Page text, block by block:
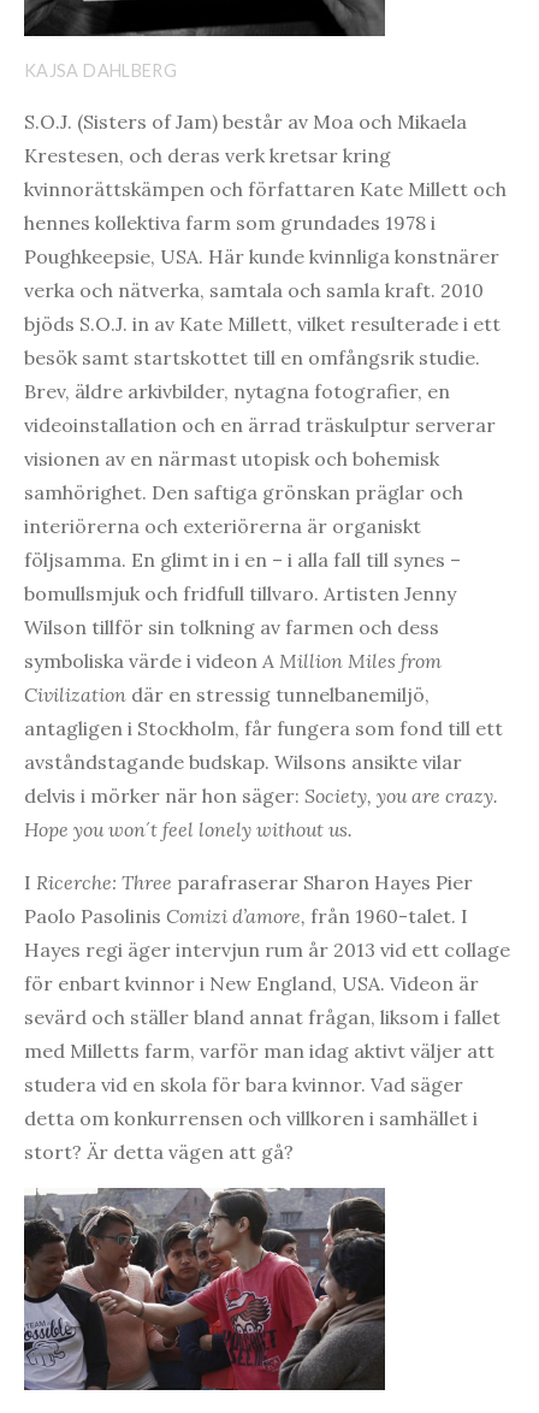
KAJSA DAHLBERG
S.O.J. (Sisters of Jam) består av Moa och Mikaela
Krestesen, och deras verk kretsar kring
kvinnorättskämpen och författaren Kate Millett och
hennes kollektiva farm som grundades 1978 i
Poughkeepsie, USA. Här kunde kvinnliga konstnärer
verka och nätverka, samtala och samla kraft. 2010
bjöds S.O.J. in av Kate Millett, vilket resulterade i ett
besök samt startskottet till en omfångsrik studie.
Brev, äldre arkivbilder, nytagna fotografier, en
videoinstallation och en ärrad träskulptur serverar
visionen av en närmast utopisk och bohemisk
samhörighet. Den saftiga grönskan präglar och
interiörerna och exteriörerna är organiskt
följsamma. En glimt in i en – i alla fall till synes –
bomullsmjuk och fridfull tillvaro. Artisten Jenny
Wilson tillför sin tolkning av farmen och dess
symboliska värde i videon A Million Miles from
Civilization där en stressig tunnelbanemiljö,
antagligen i Stockholm, får fungera som fond till ett
avståndstagande budskap. Wilsons ansikte vilar
delvis i mörker när hon säger: Society, you are crazy.
Hope you won´t feel lonely without us.
I Ricerche: Three parafraserar Sharon Hayes Pier
Paolo Pasolinis Comizi d’amore, från 1960-talet. I
Hayes regi äger intervjun rum år 2013 vid ett collage
för enbart kvinnor i New England, USA. Videon är
sevärd och ställer bland annat frågan, liksom i fallet
med Milletts farm, varför man idag aktivt väljer att
studera vid en skola för bara kvinnor. Vad säger
detta om konkurrensen och villkoren i samhället i
stort? Är detta vägen att gå?